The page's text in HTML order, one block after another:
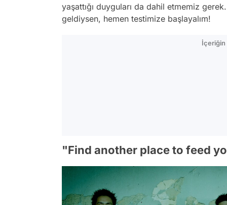
yaşattığı duyguları da dahil etmemiz
geldiysen, hemen testimize başlayalım!
İçeriğin
"Find another place to feed